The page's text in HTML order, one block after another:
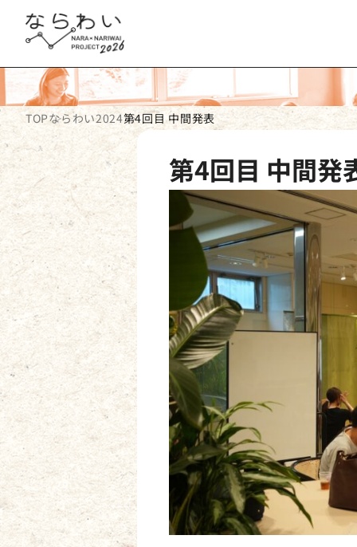
TOPならわい2024第4回目 中間発表
第4回目 中間発